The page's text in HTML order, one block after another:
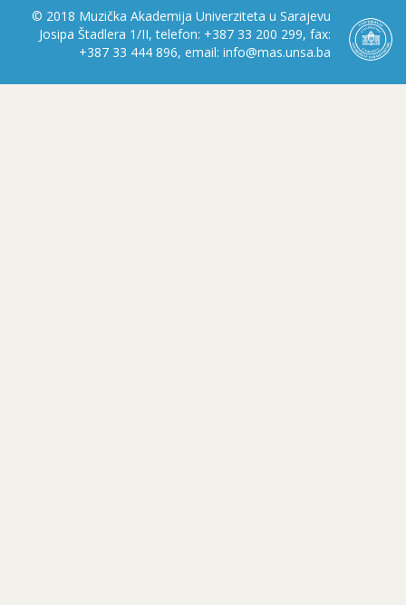
© 2018 Muzička Akademija Univerziteta u Sarajevu
Josipa Štadlera 1/II, telefon: +387 33 200 299, fax:
+387 33 444 896, email: info@mas.unsa.ba